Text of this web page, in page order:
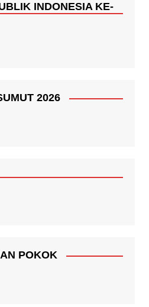
INDONESIA KE-
2026
POKOK